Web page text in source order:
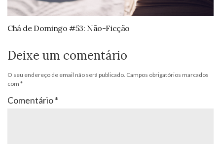
Chá de Domingo #53: Não-Ficção
Deixe um comentário
O seu endereço de email não será publicado. Campos obrigatórios marcados
com *
Comentário*